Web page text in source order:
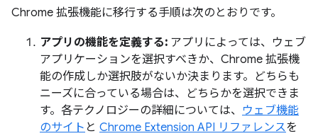
Chrome 拡張機能に移行する手順は次のとおりです。
アプリの機能を定義する: アプリによっては、ウェブ
アプリケーションを選択すべきか、Chrome 拡張機
能の作成しか選択肢がないか決まります。どちらも
ニーズに合っている場合は、どちらかを選択できま
す。各テクノロジーの詳細については、 ウェブ機能
のサイト と Chrome Extension API リファレンスを